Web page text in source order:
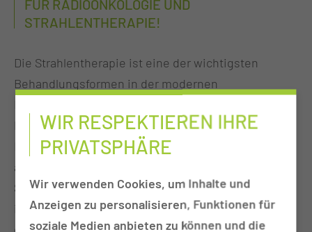
FÜR RADIOONKOLOGIE UND
STRAHLENTHERAPIE!
Die Strahlentherapie ist eine der wichtigsten
Behandlungsformen in der modernen
Patientinnen und Patienten wird im Verlauf der
Erkrankung mit großem Erfolg eine Bestrahlung
angewendet. Bereits im 1914 eröffneten „Neuen
Städtischen Krankenhaus“ Cottbus wurden damals
innovative Bestrahlungen mittels Röntgenanlagen
WIR RESPEKTIEREN IHRE
PRIVATSPHÄRE
Wir verwenden Cookies, um Inhalte und
Anzeigen zu personalisieren, Funktionen für
soziale Medien anbieten zu können und die